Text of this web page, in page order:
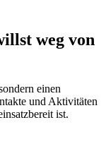
weg von
einen
und Aktivitäten
ist.